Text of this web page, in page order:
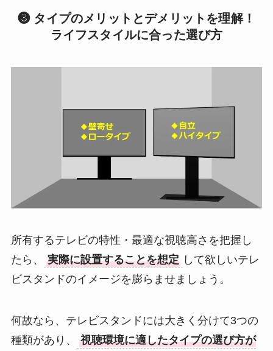
❸ タイプのメリットとデメリットを理解！
ライフスタイルに合った選び方
所有するテレビの特性・最適な視聴高さを把握し
たら、
実際に設置することを想定 して欲しいテレ
ビスタンドのイメージを膨らませましょう。
何故なら、テレビスタンドには大きく分けて3つの
種類があり、
視聴環境に適したタイプの選び方が